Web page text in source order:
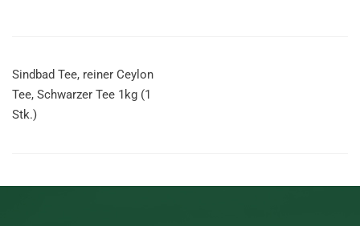
Sindbad Tee, reiner Ceylon
Tee, Schwarzer Tee 1kg (1
Stk.)